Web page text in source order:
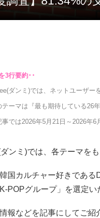
ダンミ)では、ネットユーザー
テーマは『最も期待している26
事では2026年5月21日～2026年6
ンミ)では、各テーマを
国カルチャー好きであ
POPグループ」を選定い
報などを記事にしてご紹